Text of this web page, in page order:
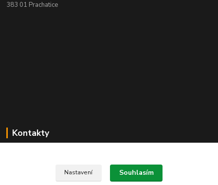
383 01 Prachatice
Kontakty
+420 388 314 136
(Po-Pá, 8-16 hod.)
Nastavení Souhlasím